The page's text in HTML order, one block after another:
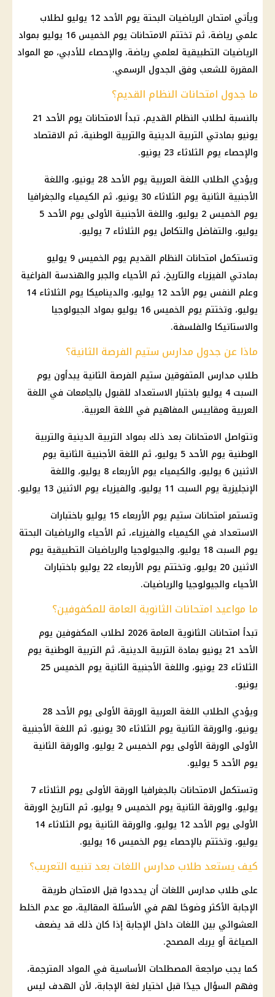
ويأتي امتحان الرياضيات البحتة يوم الأحد 12 يوليو لطلاب
علمي رياضة، ثم تختتم الامتحانات يوم الخميس 16 يوليو بمواد
الرياضيات التطبيقية لعلمي رياضة، والإحصاء للأدبي، مع المواد
المقررة للشعب وفق الجدول الرسمي.
ما جدول امتحانات النظام القديم؟
بالنسبة لطلاب النظام القديم، تبدأ الامتحانات يوم الأحد 21
يونيو بمادتي التربية الدينية والتربية الوطنية، ثم الاقتصاد
والإحصاء يوم الثلاثاء 23 يونيو.
ويؤدي الطلاب اللغة العربية يوم الأحد 28 يونيو، واللغة
الأجنبية الثانية يوم الثلاثاء 30 يونيو، ثم الكيمياء والجغرافيا
يوم الخميس 2 يوليو، واللغة الأجنبية الأولى يوم الأحد 5
يوليو، والتفاضل والتكامل يوم الثلاثاء 7 يوليو.
وتستكمل امتحانات النظام القديم يوم الخميس 9 يوليو
بمادتي الفيزياء والتاريخ، ثم الأحياء والجبر والهندسة الفراغية
وعلم النفس يوم الأحد 12 يوليو، والديناميكا يوم الثلاثاء 14
يوليو، وتختتم يوم الخميس 16 يوليو بمواد الجيولوجيا
والاستاتيكا والفلسفة.
ماذا عن جدول مدارس ستيم الفرصة الثانية؟
طلاب مدارس المتفوقين ستيم الفرصة الثانية يبدأون يوم
السبت 4 يوليو باختبار الاستعداد للقبول بالجامعات في اللغة
العربية ومقاييس المفاهيم في اللغة العربية.
وتتواصل الامتحانات بعد ذلك بمواد التربية الدينية والتربية
الوطنية يوم الأحد 5 يوليو، ثم اللغة الأجنبية الثانية يوم
الاثنين 6 يوليو، والكيمياء يوم الأربعاء 8 يوليو، واللغة
الإنجليزية يوم السبت 11 يوليو، والفيزياء يوم الاثنين 13 يوليو.
وتستمر امتحانات ستيم يوم الأربعاء 15 يوليو باختبارات
الاستعداد في الكيمياء والفيزياء، ثم الأحياء والرياضيات البحتة
يوم السبت 18 يوليو، والجيولوجيا والرياضيات التطبيقية يوم
الاثنين 20 يوليو، وتختتم يوم الأربعاء 22 يوليو باختبارات
الأحياء والجيولوجيا والرياضيات.
ما مواعيد امتحانات الثانوية العامة للمكفوفين؟
تبدأ امتحانات الثانوية العامة 2026 لطلاب المكفوفين يوم
الأحد 21 يونيو بمادة التربية الدينية، ثم التربية الوطنية يوم
الثلاثاء 23 يونيو، واللغة الأجنبية الثانية يوم الخميس 25
يونيو.
ويؤدي الطلاب اللغة العربية الورقة الأولى يوم الأحد 28
يونيو، والورقة الثانية يوم الثلاثاء 30 يونيو، ثم اللغة الأجنبية
الأولى الورقة الأولى يوم الخميس 2 يوليو، والورقة الثانية
يوم الأحد 5 يوليو.
وتستكمل الامتحانات بالجغرافيا الورقة الأولى يوم الثلاثاء 7
يوليو، والورقة الثانية يوم الخميس 9 يوليو، ثم التاريخ الورقة
الأولى يوم الأحد 12 يوليو، والورقة الثانية يوم الثلاثاء 14
يوليو، وتختتم بالإحصاء يوم الخميس 16 يوليو.
كيف يستعد طلاب مدارس اللغات بعد تنبيه التعريب؟
على طلاب مدارس اللغات أن يحددوا قبل الامتحان طريقة
الإجابة الأكثر وضوحًا لهم في الأسئلة المقالية، مع عدم الخلط
العشوائي بين اللغات داخل الإجابة إذا كان ذلك قد يضعف
الصياغة أو يربك المصحح.
كما يجب مراجعة المصطلحات الأساسية في المواد المترجمة،
وفهم السؤال جيدًا قبل اختيار لغة الإجابة، لأن الهدف ليس